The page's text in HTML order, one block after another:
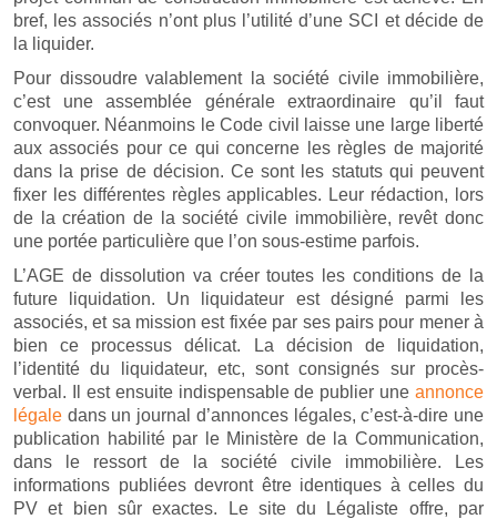
bref, les associés n’ont plus l’utilité d’une SCI et décide de
la liquider.
Pour dissoudre valablement la société civile immobilière,
c’est une assemblée générale extraordinaire qu’il faut
convoquer. Néanmoins le Code civil laisse une large liberté
aux associés pour ce qui concerne les règles de majorité
dans la prise de décision. Ce sont les statuts qui peuvent
fixer les différentes règles applicables. Leur rédaction, lors
de la création de la société civile immobilière, revêt donc
une portée particulière que l’on sous-estime parfois.
L’AGE de dissolution va créer toutes les conditions de la
future liquidation. Un liquidateur est désigné parmi les
associés, et sa mission est fixée par ses pairs pour mener à
bien ce processus délicat. La décision de liquidation,
l’identité du liquidateur, etc, sont consignés sur procès-
verbal. Il est ensuite indispensable de publier une annonce
légale dans un journal d’annonces légales, c’est-à-dire une
publication habilité par le Ministère de la Communication,
dans le ressort de la société civile immobilière. Les
informations publiées devront être identiques à celles du
PV et bien sûr exactes. Le site du Légaliste offre, par